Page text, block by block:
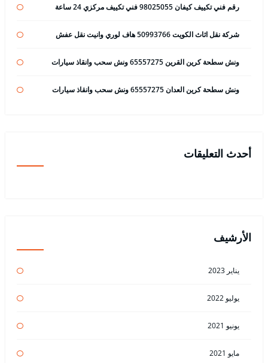
رقم فني تكييف كيفان 98025055 فني تكييف مركزي 24 ساعة
شركة نقل اثاث الكويت 50993766 هاف لوري وانيت نقل عفش
ونش سطحة كرين القرين 65557275 ونش سحب وانقاذ سيارات
ونش سطحة كرين العدان 65557275 ونش سحب وانقاذ سيارات
أحدث التعليقات
الأرشيف
يناير 2023
يوليو 2022
يونيو 2021
مايو 2021